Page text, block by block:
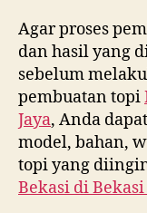
Agar proses
dan hasil yang
sebelum
pembuatan topi
Jaya, Anda
model, bahan,
topi yang
Bekasi diBekasi